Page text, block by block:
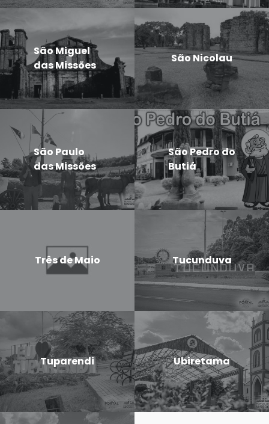
São Miguel
das Missões
São Nicolau
São Paulo
das Missões
São Pedro do
Butiá
Três de Maio Tucunduva
Tuparendi Ubiretama